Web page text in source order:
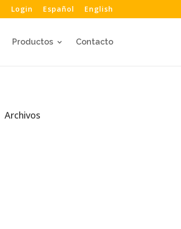
Login Español English
Productos Contacto
Archivos